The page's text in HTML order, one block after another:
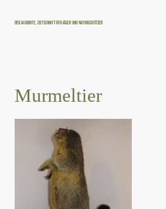
Der Jagdbote, Zeitschrift für Jäger und Naturschützer
Murmeltier